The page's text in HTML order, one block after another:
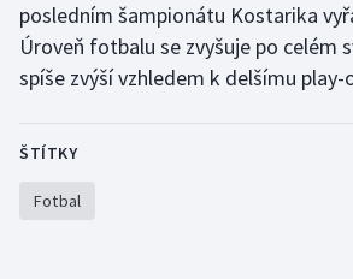
Volejbal
posledním šampionátu Kostarika
Úroveň fotbalu se zvyšuje po celém
spíše zvýší vzhledem k delšímu play-
ŠTÍTKY
Fotbal